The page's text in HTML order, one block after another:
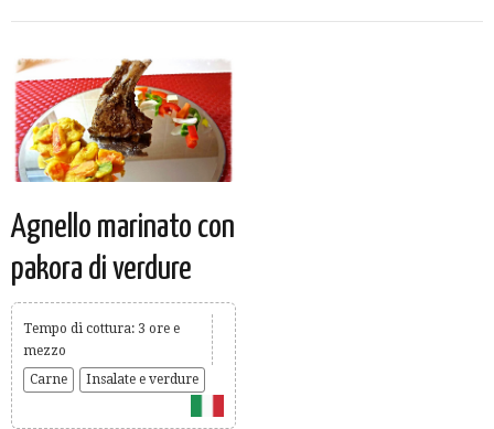
Agnello marinato con
pakora di verdure
Tempo di cottura: 3 ore e
mezzo
Carne
Insalate e verdure